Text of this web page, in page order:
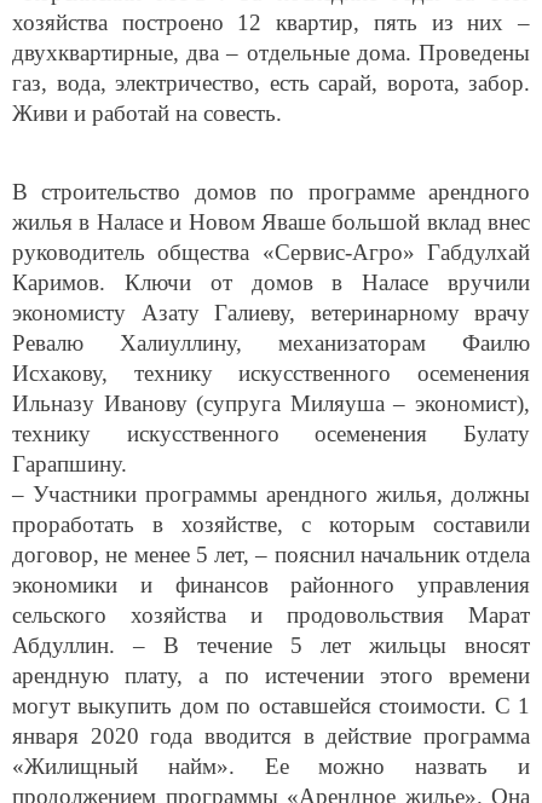
хозяйства построено 12 квартир, пять из них –
двухквартирные, два – отдельные дома. Проведены
газ, вода, электричество, есть сарай, ворота, забор.
Живи и работай на совесть.
В строительство домов по программе арендного
жилья в Наласе и Новом Яваше большой вклад внес
руководитель общества «Сервис-Агро» Габдулхай
Каримов. Ключи от домов в Наласе вручили
экономисту Азату Галиеву, ветеринарному врачу
Ревалю Халиуллину, механизаторам Фаилю
Исхакову, технику искусственного осеменения
Ильназу Иванову (супруга Миляуша – экономист),
технику искусственного осеменения Булату
Гарапшину.
– Участники программы арендного жилья, должны
проработать в хозяйстве, с которым составили
договор, не менее 5 лет, – пояснил начальник отдела
экономики и финансов районного управления
сельского хозяйства и продовольствия Марат
Абдуллин. – В течение 5 лет жильцы вносят
арендную плату, а по истечении этого времени
могут выкупить дом по оставшейся стоимости. С 1
января 2020 года вводится в действие программа
«Жилищный найм». Ее можно назвать и
продолжением программы «Арендное жилье». Она